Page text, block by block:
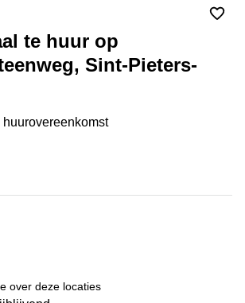
te huur op
Sint-Pieters-
over deze locaties